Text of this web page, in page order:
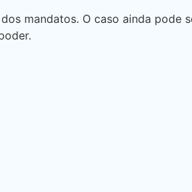
mandatos. O caso ainda